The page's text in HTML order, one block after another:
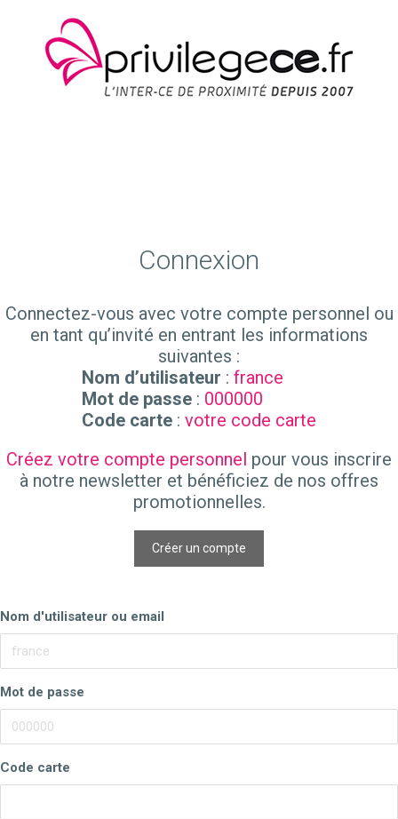
contenu
Connexion
Connectez-vous avec votre compte personnel ou
en tant qu’invité en entrant les informations
suivantes :
Nom d’utilisateur : france
Mot de passe : 000000
Code carte : votre code carte
Créez votre compte personnel pour vous inscrire
à notre newsletter et bénéficiez de nos offres
promotionnelles.
Créer un compte
Nom d'utilisateur ou email
Mot de passe
Code carte